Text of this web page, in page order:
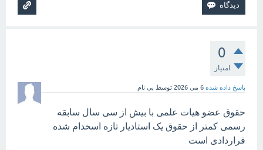
0
امتیاز
پاسخ داده شده 6 می 2026 توسط بی نام
حقوق عضو هیات علمی با بیش از سی سال سابقه
رسمی کمتر از حقوق یک استادیار تازه اسخدام شده
قراردادی است